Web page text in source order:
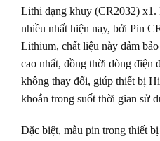
Lithi dạng khuy (CR2032)
nhiều nhất hiện nay, bởi Pin
Lithium, chất liệu này đảm
cao nhất, đồng thời dòng điện
không thay đổi, giúp thiết bị
khoắn trong suốt thời gian sử
Đặc biệt, mẫu pin trong thiết